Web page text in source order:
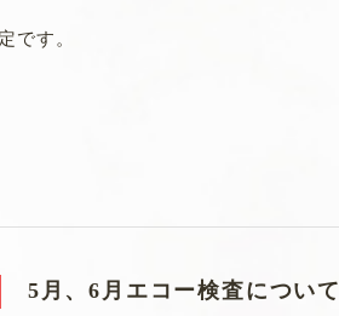
です。
5月、6月エコー検査について